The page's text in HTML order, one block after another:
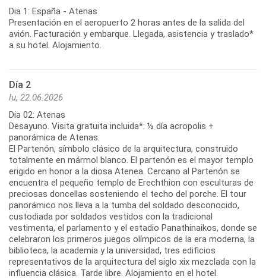
Dia 1: España - Atenas
Presentación en el aeropuerto 2 horas antes de la salida del
avión. Facturación y embarque. Llegada, asistencia y traslado*
a su hotel. Alojamiento.
Día 2
lu, 22.06.2026
Dia 02: Atenas
Desayuno. Visita gratuita incluida*: ½ día acropolis +
panorámica de Atenas.
El Partenón, símbolo clásico de la arquitectura, construido
totalmente en mármol blanco. El partenón es el mayor templo
erigido en honor a la diosa Atenea. Cercano al Partenón se
encuentra el pequeño templo de Erechthion con esculturas de
preciosas doncellas sosteniendo el techo del porche. El tour
panorámico nos lleva a la tumba del soldado desconocido,
custodiada por soldados vestidos con la tradicional
vestimenta, el parlamento y el estadio Panathinaikos, donde se
celebraron los primeros juegos olímpicos de la era moderna, la
biblioteca, la academia y la universidad, tres edificios
representativos de la arquitectura del siglo xix mezclada con la
influencia clásica. Tarde libre. Alojamiento en el hotel.